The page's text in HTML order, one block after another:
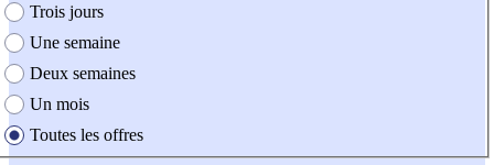
Trois jours
Une semaine
Deux semaines
Un mois
Toutes les offres